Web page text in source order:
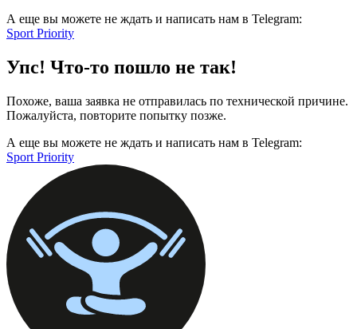
А еще вы можете не ждать и написать нам в Telegram:
Sport Priority
Упс! Что-то пошло не так!
Похоже, ваша заявка не отправилась по технической причине.
Пожалуйста, повторите попытку позже.
А еще вы можете не ждать и написать нам в Telegram:
Sport Priority